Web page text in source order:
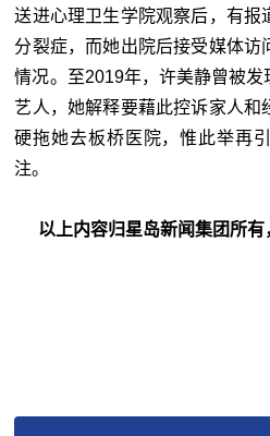
送进心理卫生学院观察后，有报
分裂症，而她出院后接受媒体访
情况。至2019年，许美静曾被
艺人，她解释要藉此控诉家人和
硬拖她去板桥医院，惟此举再
注。
以上内容归星岛新闻集团所有